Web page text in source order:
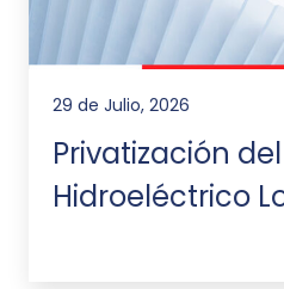
29 de Julio, 2026
Privatización
Hidroeléctrico